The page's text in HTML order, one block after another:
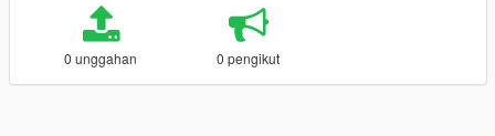
0 unggahan 0 pengikut